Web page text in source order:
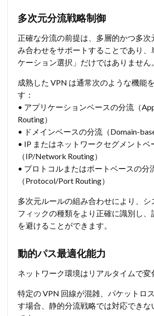
多次元分流戦略制御
正確な分流の前提は、多層的かつ多次
み合わせをサポートすることであり、
ケーション選択」だけではありません。
成熟した VPN は通常次のような機能
す：
• アプリケーションベースの分流（
Routing）
• ドメインベースの分流（Domain-
• IP またはネットワークセグメントベ
（IP/Network Routing）
• プロトコルまたはポートベースの分
（Protocol/Port Routing）
多次元ルールの組み合わせにより、シ
フィックの種類をより正確に識別し、
を避けることができます。
動的パス最適化能力
ネットワーク環境はリアルタイムで変
特定の VPN 回線が混雑、パケットロ
す場合、静的分流戦略では対応できな